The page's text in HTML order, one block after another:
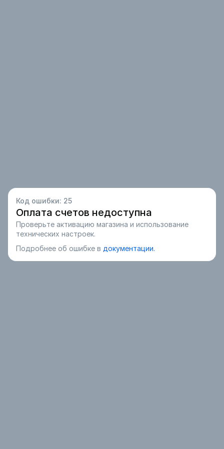
Код ошибки: 25
Оплата счетов недоступна
Проверьте активацию магазина и использование
технических настроек.
Подробнее об ошибке в документации.